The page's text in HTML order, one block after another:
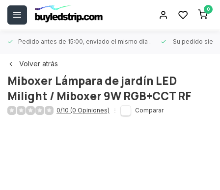
0
Pedido antes de 15:00, enviado el mismo día . Su pedido
Volver atrás
Miboxer Lámpara de jardín LED
Milight / Miboxer 9W RGB+CCT RF
0/10 (0 Opiniones) Comparar